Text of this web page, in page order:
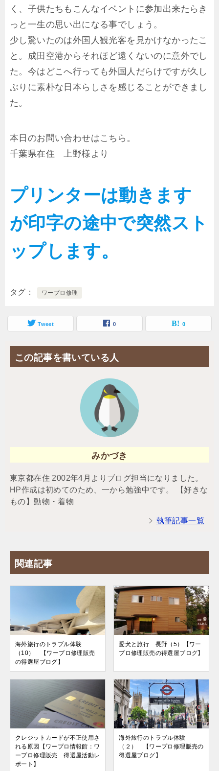
く、子供たちもこんなイベントに参加出来たらき
っと一生の思い出になる事でしょう。
少し驚いたのは外国人観光客を見かけなかったこ
と。成田空港からそれほど遠くないのに意外でし
た。今はどこへ行っても外国人だらけですが久し
ぶりに素朴な日本らしさを感じることができまし
た。
本日のお問い合わせはこちら。
千葉県在住 上野様より
プリンターは動きます
が印字の途中で突然スト
ップします。
タグ ワープロ修理
Tweet 0 0
この記事を書いている人
みかづき
東京都在住 2002年4月よりブログ担当になりました。
HP作成は初めてのため、一から勉強中です。 【好きな
もの】動物・着物
執筆記事一覧
関連記事
海外旅行のトラブル体験
（10） 【ワープロ修理販売
の得選屋ブログ】
愛犬と旅行 長野（5）【ワー
プロ修理販売の得選屋ブログ】
クレジットカードが不正使用さ
れる原因【ワープロ情報館：ワ
ープロ修理販売 得選屋活動レ
ポート】
海外旅行のトラブル体験
（２） 【ワープロ修理販売の
得選屋ブログ】